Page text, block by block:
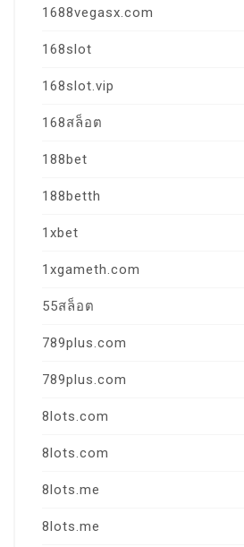
1688vegasx.com
168slot
168slot.vip
168สล็อต
188bet
188betth
1xbet
1xgameth.com
55สล็อต
789plus.com
789plus.com
8lots.com
8lots.com
8lots.me
8lots.me